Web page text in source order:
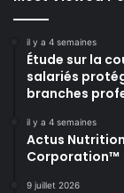
il y a 4 semaines
Étude sur la
salariés
branches
il y a 4 semaines
Actus
Corporation™
9 juillet 2026